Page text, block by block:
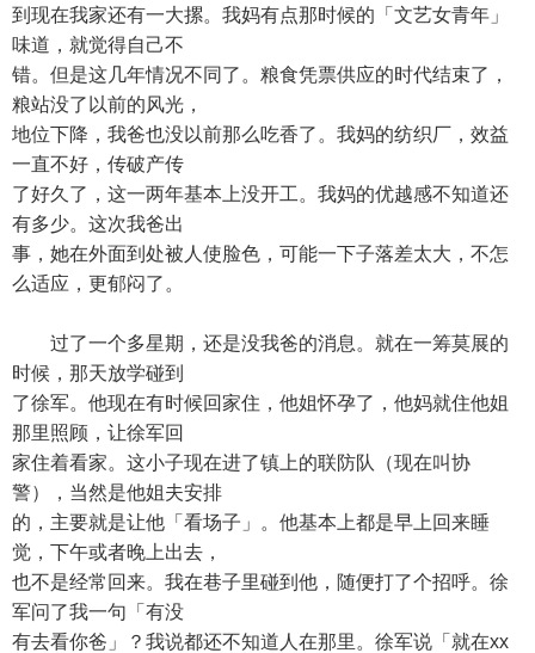
到现在我家还有一大摞。我妈有点那时候的「文艺女青年」
味道，就觉得自己不
错。但是这几年情况不同了。粮食凭票供应的时代结束了，
粮站没了以前的风光，
地位下降，我爸也没以前那么吃香了。我妈的纺织厂，效益
一直不好，传破产传
了好久了，这一两年基本上没开工。我妈的优越感不知道还
有多少。这次我爸出
事，她在外面到处被人使脸色，可能一下子落差太大，不怎
么适应，更郁闷了。
过了一个多星期，还是没我爸的消息。就在一筹莫展的
时候，那天放学碰到
了徐军。他现在有时候回家住，他姐怀孕了，他妈就住他姐
那里照顾，让徐军回
家住着看家。这小子现在进了镇上的联防队（现在叫协
警），当然是他姐夫安排
的，主要就是让他「看场子」。他基本上都是早上回来睡
觉，下午或者晚上出去，
也不是经常回来。我在巷子里碰到他，随便打了个招呼。徐
军问了我一句「有没
有去看你爸」？我说都还不知道人在那里。徐军说「就在xx